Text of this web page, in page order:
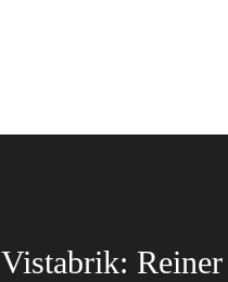
Vistabrik: